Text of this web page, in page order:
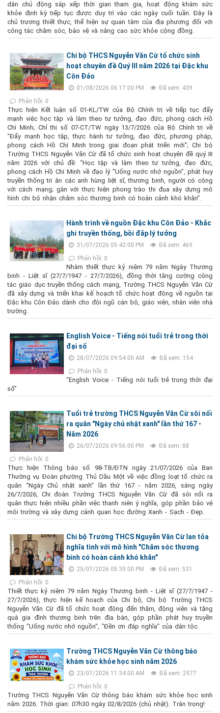
dân chủ động sắp xếp thời gian tham gia, hoạt động khám sức
khỏe định kỳ tiếp tục được duy trì vào các ngày cuối tuần. Đây là
chủ trương thiết thực, thể hiện sự quan tâm của địa phương đối với
công tác chăm sóc, bảo vệ và nâng cao sức khỏe cộng đồng.
Chi bộ THCS Nguyễn Văn Cừ tổ chức sinh
hoạt chuyên đề Quý III năm 2026 tại Đặc khu
Côn Đảo
01/08/2026 06:17:00 PM
Đã xem: 439
Phản hồi: 0
Thực hiện Kết luận số 01-KL/TW của Bộ Chính trị về tiếp tục đẩy
mạnh việc học tập và làm theo tư tưởng, đạo đức, phong cách Hồ
Chí Minh; Chỉ thị số 07-CT/TW ngày 13/7/2026 của Bộ Chính trị về
"Đẩy mạnh học tập, thực hành tư tưởng, đạo đức, phương pháp,
phong cách Hồ Chí Minh trong giai đoạn phát triển mới"; Chi bộ
Trường THCS Nguyễn Văn Cừ đã tổ chức sinh hoạt chuyên đề quý III
năm 2026 với chủ đề: “Học tập và làm theo tư tưởng, đạo đức,
phong cách Hồ Chí Minh về đạo lý "Uống nước nhớ nguồn", phát huy
truyền thống tri ân các anh hùng liệt sĩ, thương binh, người có công
với cách mạng; gắn với thực hiện phong trào thi đua xây dựng mô
hình chi bộ nhận chăm sóc thương binh có hoàn cảnh khó khăn”.
Hành trình về nguồn Đặc khu Côn Đảo - Khắc
ghi truyền thống, bồi đắp lý tưởng
31/07/2026 05:42:00 PM
Đã xem: 469
Phản hồi: 0
Nhằm thiết thực kỷ niệm 79 năm Ngày Thương
binh - Liệt sĩ (27/7/1947 - 27/7/2026), đồng thời tăng cường công
tác giáo dục truyền thống cách mạng, Trường THCS Nguyễn Văn Cừ
đã xây dựng và triển khai kế hoạch tổ chức hoạt động về nguồn tại
Đặc khu Côn Đảo dành cho đội ngũ cán bộ, giáo viên, nhân viên nhà
trường.
English Voice - Tiếng nói tuổi trẻ trong thời
đại số
28/07/2026 09:54:00 AM
Đã xem: 154
Phản hồi: 0
"English Voice - Tiếng nói tuổi trẻ trong thời đại
số"
Tuổi trẻ trường THCS Nguyễn Văn Cừ sôi nổi
ra quân "Ngày chủ nhật xanh" lần thứ 167 -
Năm 2026
26/07/2026 09:56:00 PM
Đã xem: 88
Phản hồi: 0
Thực hiện Thông báo số 98-TB/ĐTN ngày 21/07/2026 của Ban
Thường vụ Đoàn phường Thủ Dầu Một về việc đồng loạt tổ chức ra
quân “Ngày Chủ nhật xanh” lần thứ 167 - năm 2026, sáng ngày
26/7/2026, Chi đoàn Trường THCS Nguyễn Văn Cừ đã sôi nổi ra
quân thực hiện nhiều phần việc thanh niên ý nghĩa, góp phần bảo vệ
môi trường và xây dựng cảnh quan học đường Xanh - Sạch - Đẹp.
Chi bộ Trường THCS Nguyễn Văn Cừ lan tỏa
nghĩa tình với mô hình "Chăm sóc thương
binh có hoàn cảnh khó khăn"
25/07/2026 05:39:00 PM
Đã xem: 531
Phản hồi: 0
Thiết thực kỷ niệm 79 năm Ngày Thương binh - Liệt sĩ (27/7/1947 -
27/7/2026), thực hiện kế hoạch của Chi bộ, Chi bộ Trường THCS
Nguyễn Văn Cừ đã tổ chức hoạt động đến thăm, động viên và tặng
quà gia đình thương binh trên địa bàn, góp phần phát huy truyền
thống "Uống nước nhớ nguồn", "Đền ơn đáp nghĩa" của dân tộc.
Trường THCS Nguyễn Văn Cừ thông báo
khám sức khỏe học sinh năm 2026
23/07/2026 11:34:00 AM
Đã xem: 2977
Phản hồi: 0
Trường THCS Nguyễn Văn Cừ thông báo khám sức khỏe học sinh
năm 2026. Thời gian: 07h30 ngày 02/8/2026 (chủ nhật). Trân trọng!